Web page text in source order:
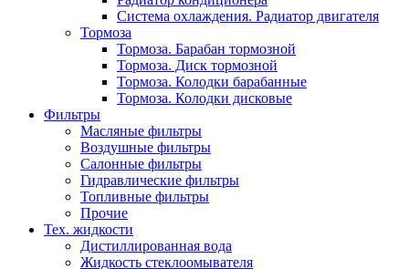
Система охлаждения. Радиатор двигателя
Тормоза
Тормоза. Барабан тормозной
Тормоза. Диск тормозной
Тормоза. Колодки барабанные
Тормоза. Колодки дисковые
Фильтры
Масляные фильтры
Воздушные фильтры
Салонные фильтры
Гидравлические фильтры
Топливные фильтры
Прочие
Тех. жидкости
Дистиллированная вода
Жидкость стеклоомывателя